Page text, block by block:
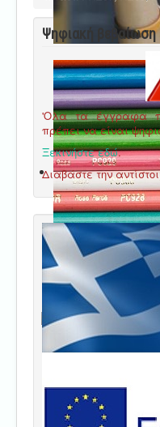
Ψηφιακή βεβαίωση
'Ολα τα έγγραφα
πρέπει να είναι
Ξεκινήστε εδώ.
Διαβάστε την